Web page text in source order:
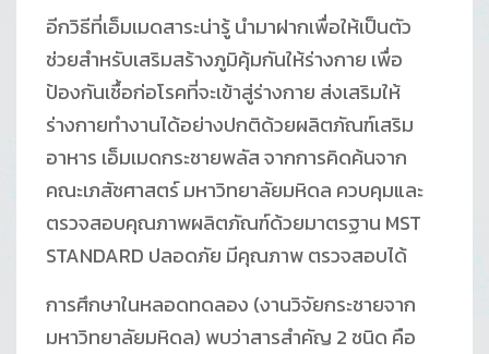
อีกวิธีที่เอ็มเมดสาระน่ารู้ นำมาฝากเพื่อให้เป็นตัว
ช่วยสำหรับเสริมสร้างภูมิคุ้มกันให้ร่างกาย เพื่อ
ป้องกันเชื้อก่อโรคที่จะเข้าสู่ร่างกาย ส่งเสริมให้
ร่างกายทำงานได้อย่างปกติด้วยผลิตภัณฑ์เสริม
อาหาร เอ็มเมดกระชายพลัส จากการคิดค้นจาก
คณะเภสัชศาสตร์ มหาวิทยาลัยมหิดล ควบคุมและ
ตรวจสอบคุณภาพผลิตภัณฑ์ด้วยมาตรฐาน MST
STANDARD ปลอดภัย มีคุณภาพ ตรวจสอบได้
การศึกษาในหลอดทดลอง (งานวิจัยกระชายจาก
มหาวิทยาลัยมหิดล) พบว่าสารสำคัญ 2 ชนิด คือ